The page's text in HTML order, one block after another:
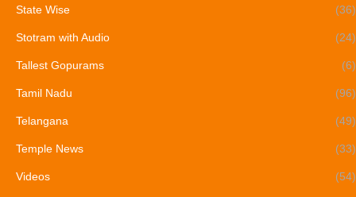
State Wise (36)
Stotram with Audio (24)
Tallest Gopurams (6)
Tamil Nadu (96)
Telangana (49)
Temple News (33)
Videos (54)